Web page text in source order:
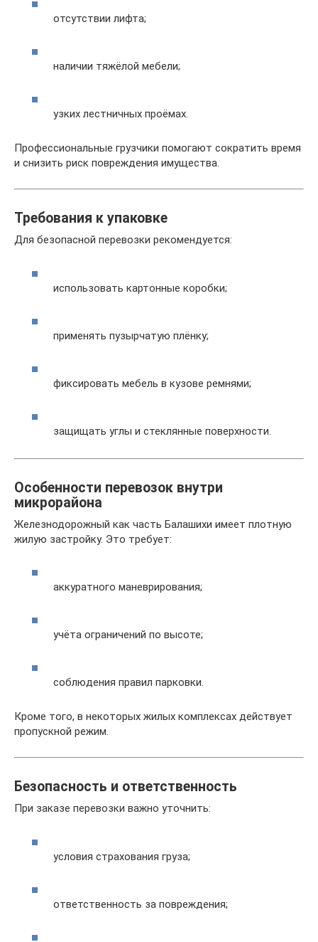
отсутствии лифта;
наличии тяжёлой мебели;
узких лестничных проёмах.
Профессиональные грузчики помогают сократить время
и снизить риск повреждения имущества.
Требования к упаковке
Для безопасной перевозки рекомендуется:
использовать картонные коробки;
применять пузырчатую плёнку;
фиксировать мебель в кузове ремнями;
защищать углы и стеклянные поверхности.
Особенности перевозок внутри
микрорайона
Железнодорожный как часть Балашихи имеет плотную
жилую застройку. Это требует:
аккуратного маневрирования;
учёта ограничений по высоте;
соблюдения правил парковки.
Кроме того, в некоторых жилых комплексах действует
пропускной режим.
Безопасность и ответственность
При заказе перевозки важно уточнить:
условия страхования груза;
ответственность за повреждения;